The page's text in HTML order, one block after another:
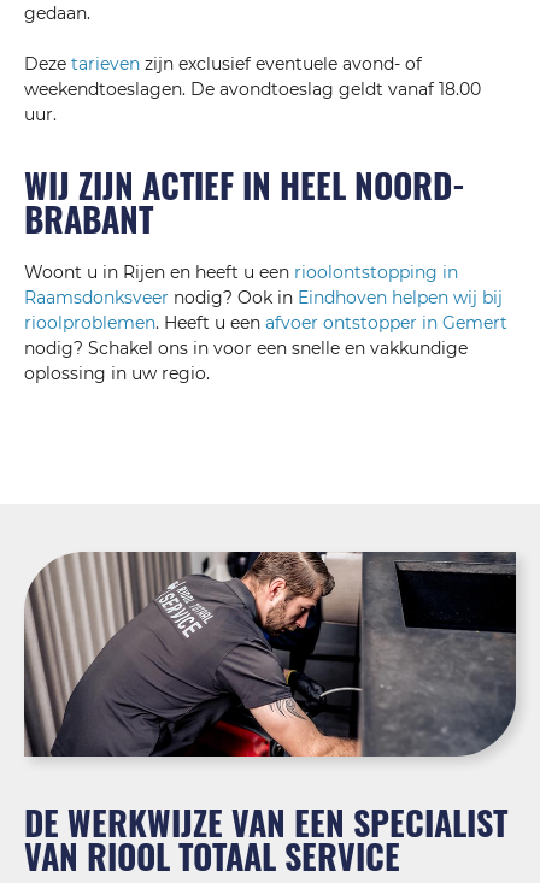
gedaan.
Deze tarieven zijn exclusief eventuele avond- of
weekendtoeslagen. De avondtoeslag geldt vanaf 18.00
uur.
WIJ ZIJN ACTIEF IN HEEL NOORD-
BRABANT
Woont u in Rijen en heeft u een rioolontstopping in
Raamsdonksveer nodig? Ook in Eindhoven helpen wij bij
rioolproblemen. Heeft u een afvoer ontstopper in Gemert
nodig? Schakel ons in voor een snelle en vakkundige
oplossing in uw regio.
DE WERKWIJZE VAN EEN SPECIALIST
VAN RIOOL TOTAAL SERVICE